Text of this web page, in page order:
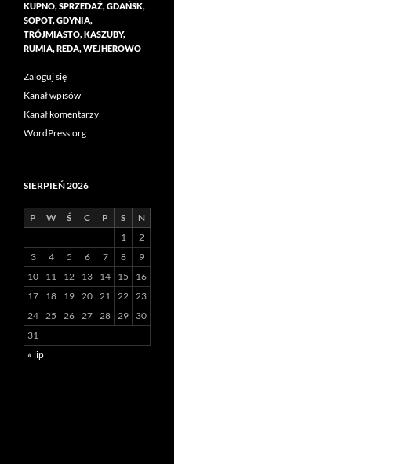
KUPNO, SPRZEDAŻ, GDAŃSK,
SOPOT, GDYNIA,
TRÓJMIASTO, KASZUBY,
RUMIA, REDA, WEJHEROWO
Zaloguj się
Kanał wpisów
Kanał komentarzy
WordPress.org
SIERPIEŃ 2026
P W Ś C P S
N
1
2
3
4 5 6 7 8
9
10
11 12 13 14 15
16
17
18 19 20 21 22 23
24 25 26 27 28 29
30
31
« lip